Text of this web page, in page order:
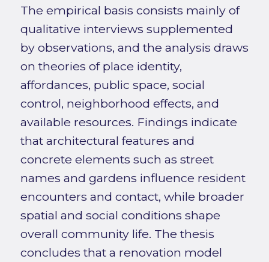
The empirical basis consists mainly of
qualitative interviews supplemented
by observations, and the analysis draws
on theories of place identity,
affordances, public space, social
control, neighborhood effects, and
available resources. Findings indicate
that architectural features and
concrete elements such as street
names and gardens influence resident
encounters and contact, while broader
spatial and social conditions shape
overall community life. The thesis
concludes that a renovation model